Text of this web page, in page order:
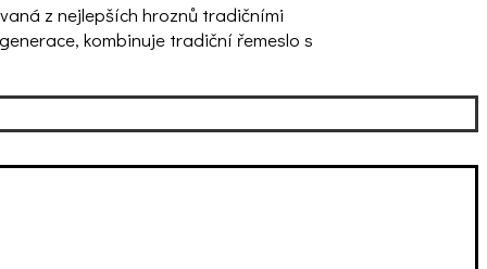
z nejlepších hroznů tradičními
kombinuje tradiční řemeslo s